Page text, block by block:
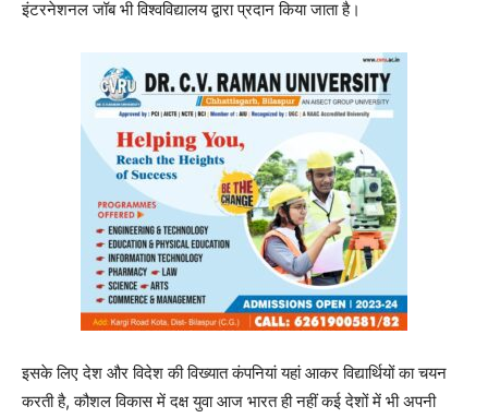
इंटरनेशनल जॉब भी विश्वविद्यालय द्वारा प्रदान किया जाता है।
इसके लिए देश और विदेश की विख्यात कंपनियां यहां आकर विद्यार्थियों का चयन
करती है, कौशल विकास में दक्ष युवा आज भारत ही नहीं कई देशों में भी अपनी